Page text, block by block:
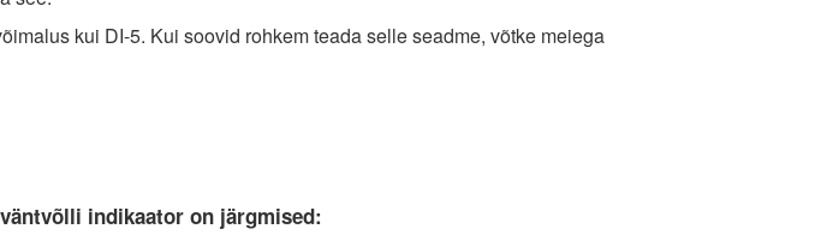
kui DI-5. Kui soovid rohkem teada selle seadme, võtke meiega
indikaator on järgmised: